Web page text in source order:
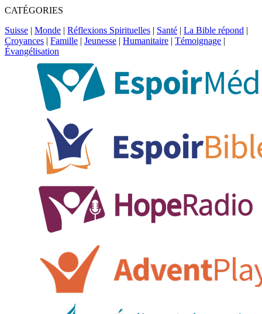
CATÉGORIES
Suisse | Monde | Réflexions Spirituelles | Santé | La Bible répond |
Croyances | Famille | Jeunesse | Humanitaire | Témoignage |
Évangélisation